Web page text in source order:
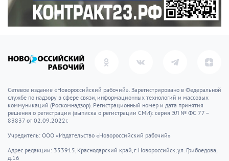
Сетевое издание «Новороссийский рабочий». Зарегистрировано в Федеральной
службе по надзору в сфере связи, информационных технологий и массовых
коммуникаций (Роскомнадзор). Регистрационный номер и дата принятия
решения о регистрации (выписка о регистрации СМИ): серия ЭЛ № ФС 77 –
83837 от 02.09.2022г.
Учредитель: ООО «Издательство «Новороссийский рабочий»
Адрес редакции: 353915, Краснодарский край, г. Новороссийск, ул. Грибоедова,
д.16